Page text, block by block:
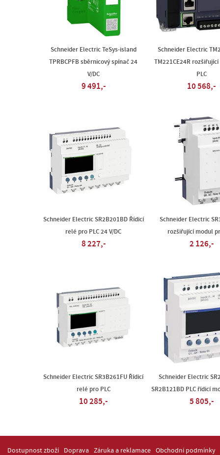
Schneider Electric TeSys-island
TPRBCPFB sběrnicový spínač 24
V/DC
9 491,-
Schneider Electric
TM221CE24R
PLC
10 568,-
Schneider Electric SR2B201BD Řídicí
relé pro PLC 24 V/DC
8 227,-
Schneider Electric
rozšiřující modul
2 126,-
Schneider Electric SR3B261FU Řídicí
relé pro PLC
10 285,-
Schneider Electric
SR2B121BD PLC řídicí
5 805,-
Dostupnost zboží Doprava Záruka a reklamace Obchodní podmínky